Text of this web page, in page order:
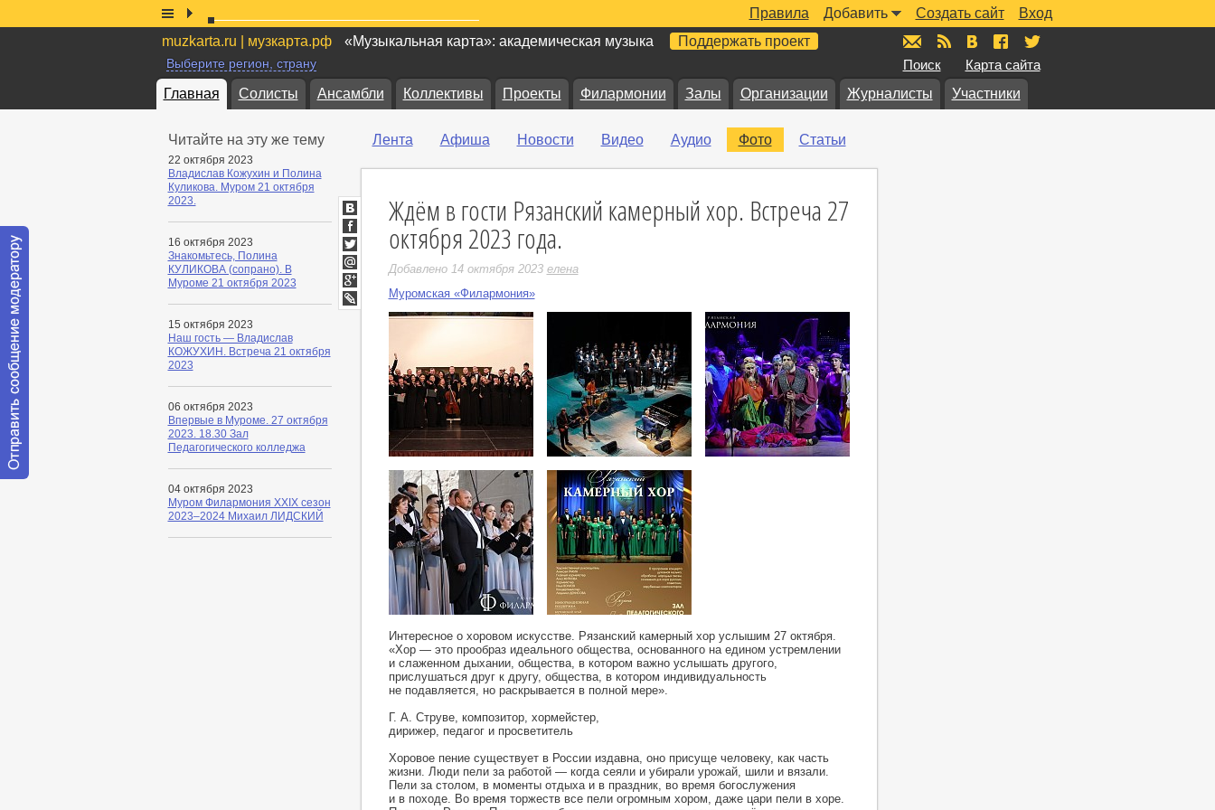
Вход
Создать сайт
Добавить
Правила
muzkarta.ru | музкарта.рф
«Музыкальная карта»: академическая музыка Поддержать проект
Выберите регион, страну Поиск Карта сайта
Главная Солисты Ансамбли Коллективы Проекты Филармонии Залы Организации Журналисты Участники
Читайте на эту же тему
22 октября 2023
Владислав Кожухин и Полина
Куликова. Муром 21 октября
2023.
16 октября 2023
Знакомьтесь, Полина
КУЛИКОВА (сопрано). В
Муроме 21 октября 2023
15 октября 2023
Наш гость — Владислав
КОЖУХИН. Встреча 21 октября
2023
06 октября 2023
Впервые в Муроме. 27 октября
2023. 18.30 Зал
Педагогического колледжа
04 октября 2023
Муром Филармония XXIX сезон
2023–2024 Михаил ЛИДСКИЙ
Лента Афиша Новости Видео Аудио Фото Статьи
Ждём в гости Рязанский камерный хор. Встреча 27
октября 2023 года.
Добавлено 14 октября 2023 елена
Муромская «Филармония»
Интересное о хоровом искусстве. Рязанский камерный хор услышим 27 октября.
«Хор — это прообраз идеального общества, основанного на едином устремлении
и слаженном дыхании, общества, в котором важно услышать другого,
прислушаться друг к другу, общества, в котором индивидуальность
не подавляется, но раскрывается в полной мере».
Г. А. Струве, композитор, хормейстер,
дирижер, педагог и просветитель
Хоровое пение существует в России издавна, оно присуще человеку, как часть
жизни. Люди пели за работой — когда сеяли и убирали урожай, шили и вязали.
Пели за столом, в моменты отдыха и в праздник, во время богослужения
и в походе. Во время торжеств все пели огромным хором, даже цари пели в хоре.
ВКонтакте
Facebook
Twitter
Мой
Мир
Google+
LiveJournal